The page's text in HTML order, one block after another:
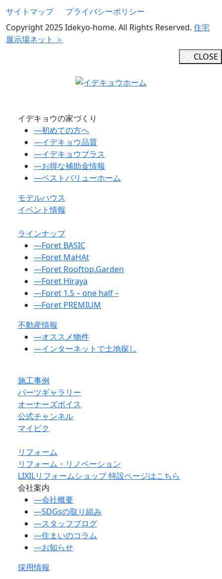
サイトマップ
プライバシーポリシー
Copyright 2025 Idekyo-home. All Rights Reserved. 住宅
展示場ネット ＞
CLOSE
イデキョウの家づくり
―初めての方へ
―イデキョウ品質
―イデキョウプラス
―お得な補助金情報
―ベストバリューホーム
モデルハウス
イベント情報
ラインナップ
―Foret BASIC
―Foret MaHAt
―Foret Rooftop.Garden
―Foret Hiraya
―Foret 1.5 – one half –
―Foret PREMIUM
不動産情報
―オススメ物件
―インターネットで土地探し
施工事例
パーツギャラリー
オーナーズボイス
公式チャンネル
マイピク
リフォーム
リフォーム・リノベーション
LIXILリフォームショップ 特設ページはこちら
会社案内
―会社概要
―SDGsの取り組み
―スタッフブログ
―住まいのコラム
―お知らせ
採用情報